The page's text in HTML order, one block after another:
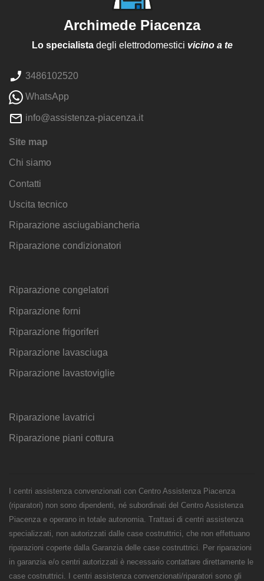
Archimede Piacenza
Lo specialistadegli elettrodomestici vicino a te
3486102520
WhatsApp
info@assistenza-piacenza.it
Site map
Chi siamo
Contatti
Uscita tecnico
Riparazione asciugabiancheria
Riparazione condizionatori
Riparazione congelatori
Riparazione forni
Riparazione frigoriferi
Riparazione lavasciuga
Riparazione lavastoviglie
Riparazione lavatrici
Riparazione piani cottura
I centri assistenza convenzionati con Centro Assistenza Piacenza
(riparatori) non sono dipendenti, né subordinati del Centro Assistenza
Piacenza e operano in totale autonomia. Trattasi di centri assistenza
specializzati, non autorizzati dalle case costruttrici, che non effettuano
riparazioni coperte dalla Garanzia delle case costruttrici. Per riparazioni
in garanzia e/o centri autorizzati è necessario contattare direttamente le
case costruttrici. I centri assistenza convenzionati/riparatori sono gli